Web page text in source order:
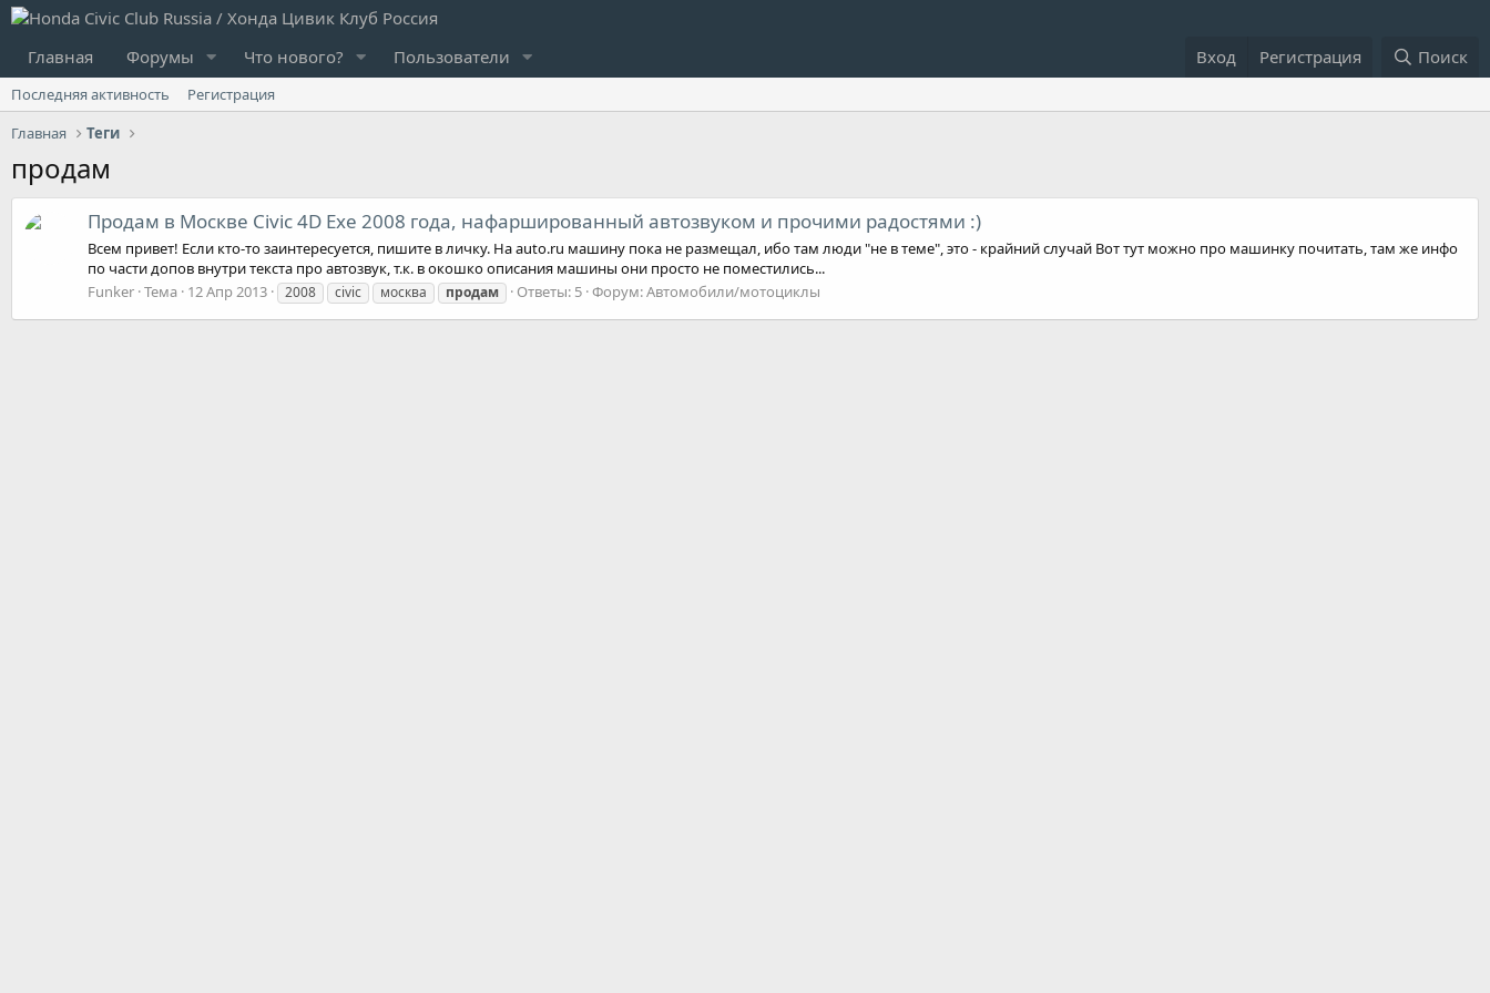
Главная Форумы Что нового? Пользователи Вход Регистрация Поиск
Последняя активность
Регистрация
Главная
Теги
продам
Продам в Москве Civic 4D Exe 2008 года, нафаршированный автозвуком и прочими радостями :)
Всем привет! Если кто-то заинтересуется, пишите в личку. На auto.ru машину пока не размещал, ибо там люди "не в теме", это - крайний случай Вот тут можно про машинку почитать, там же инфо
по части допов внутри текста про автозвук, т.к. в окошко описания машины они просто не поместились...
Funker Тема 12 Апр 2013 2008 civic москва продам Ответы: 5 Форум:Автомобили/мотоциклы